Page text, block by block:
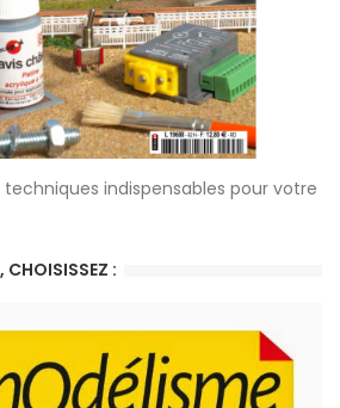
indispensables pour votre
CHOISISSEZ :